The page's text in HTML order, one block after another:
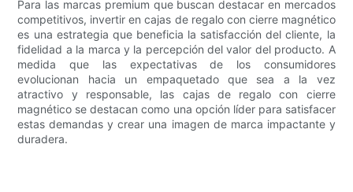
Para las marcas premium que buscan destacar en mercados
competitivos, invertir en cajas de regalo con cierre magnético
es una estrategia que beneficia la satisfacción del cliente, la
fidelidad a la marca y la percepción del valor del producto. A
medida que las expectativas de los consumidores
evolucionan hacia un empaquetado que sea a la vez
atractivo y responsable, las cajas de regalo con cierre
magnético se destacan como una opción líder para satisfacer
estas demandas y crear una imagen de marca impactante y
duradera.